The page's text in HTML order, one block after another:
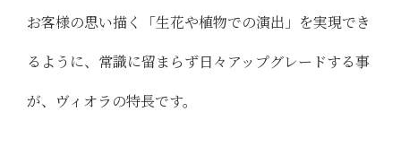
お客様の思い描く「生花や植物での演出」を実現でき
るように、常識に留まらず日々アップグレードする事
が、ヴィオラの特長です。